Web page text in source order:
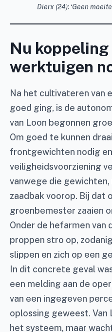
Dierx (24): ‘Geen
Nu koppeling
werktuigen
Na het cultivateren van
goed ging, is de
van Loon begonnen
Om goed te kunnen
frontgewichten nodig
veiligheidsvoorziening
vanwege die
zaadbak voorop. Bij dat
groenbemester zaaien
Onder de hefarmen van
proppen stro op,
slippen en zich op een
In dit concrete geval
een melding aan de
van een ingegeven
oplossing geweest.
het systeem, maar